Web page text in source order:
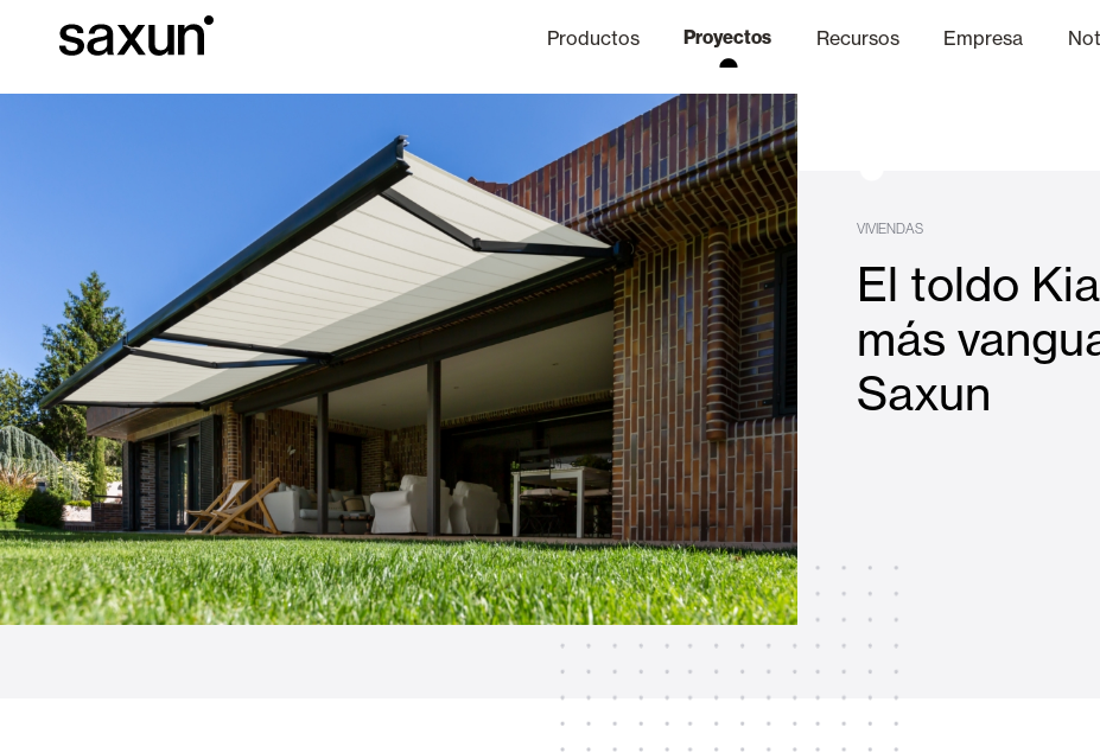
Productos
Persianas enrollables y cajones Pérgolas
Cortinas de Cristal Alicantinas y Cortinas exteriores Toldos
Proyectos
Hoteles, restaurantes y cafeterías Oficinas
Recursos
Información Técnica Acabados
Empresa
Canal Ético
VIVIENDAS
El toldo
más
Saxun